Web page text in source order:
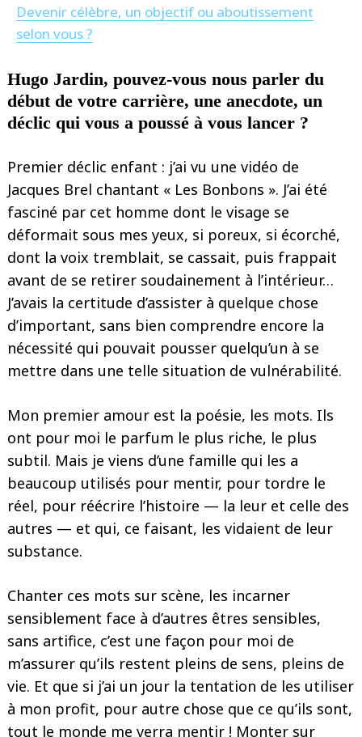
Devenir célèbre, un objectif ou aboutissement
selon vous ?
Hugo Jardin, pouvez-vous nous parler du
début de votre carrière, une anecdote, un
déclic qui vous a poussé à vous lancer ?
Premier déclic enfant : j’ai vu une vidéo de
Jacques Brel chantant « Les Bonbons ». J’ai été
fasciné par cet homme dont le visage se
déformait sous mes yeux, si poreux, si écorché,
dont la voix tremblait, se cassait, puis frappait
avant de se retirer soudainement à l’intérieur…
J’avais la certitude d’assister à quelque chose
d’important, sans bien comprendre encore la
nécessité qui pouvait pousser quelqu’un à se
mettre dans une telle situation de vulnérabilité.
Mon premier amour est la poésie, les mots. Ils
ont pour moi le parfum le plus riche, le plus
subtil. Mais je viens d’une famille qui les a
beaucoup utilisés pour mentir, pour tordre le
réel, pour réécrire l’histoire — la leur et celle des
autres — et qui, ce faisant, les vidaient de leur
substance.
Chanter ces mots sur scène, les incarner
sensiblement face à d’autres êtres sensibles,
sans artifice, c’est une façon pour moi de
m’assurer qu’ils restent pleins de sens, pleins de
vie. Et que si j’ai un jour la tentation de les utiliser
à mon profit, pour autre chose que ce qu’ils sont,
tout le monde me verra mentir ! Monter sur